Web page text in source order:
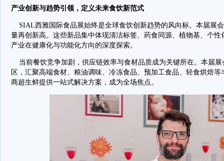
产业创新与趋势引领，定义未来食饮新范式
SIAL西雅国际食品展始终是全球食饮创新趋势的风向标。本届展
量再创新高。这些新品集中体现清洁标签、药食同源、植物基、个
产业在健康化与功能化方向的深度探索。
当前餐饮竞争加剧，供应链效率与食材品质成为关键所在。本届
区，汇聚高端食材、粮油调味、冷冻食品、预加工食品、轻食烘焙
商超生鲜提供一站式解决方案，成为全场焦点。